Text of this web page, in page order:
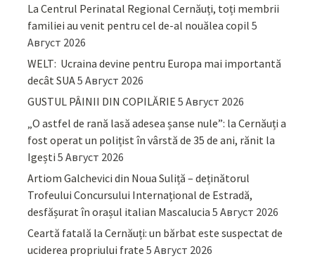
La Centrul Perinatal Regional Cernăuți, toți membrii
familiei au venit pentru cel de-al nouălea copil 5
Август 2026
WELT: Ucraina devine pentru Europa mai importantă
decât SUA5 Август 2026
GUSTUL PÂINII DIN COPILĂRIE 5 Август 2026
„O astfel de rană lasă adesea șanse nule”: la Cernăuți a
fost operat un polițist în vârstă de 35 de ani, rănit la
Igești 5 Август 2026
Artiom Galchevici din Noua Suliță – deținătorul
Trofeului Concursului Internațional de Estradă,
desfășurat în orașul italian Mascalucia 5 Август 2026
Ceartă fatală la Cernăuți: un bărbat este suspectat de
uciderea propriului frate 5 Август 2026